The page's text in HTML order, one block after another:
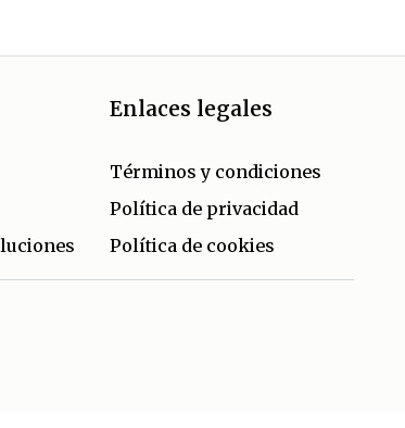
Enlaces legales
Términos y condiciones
Política de privacidad
Política de cookies